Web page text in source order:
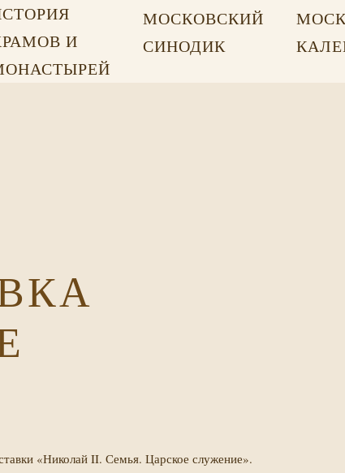
И
МОСКОВСКИЙ
СИНОДИК
«Николай II. Семья. Царское служение».